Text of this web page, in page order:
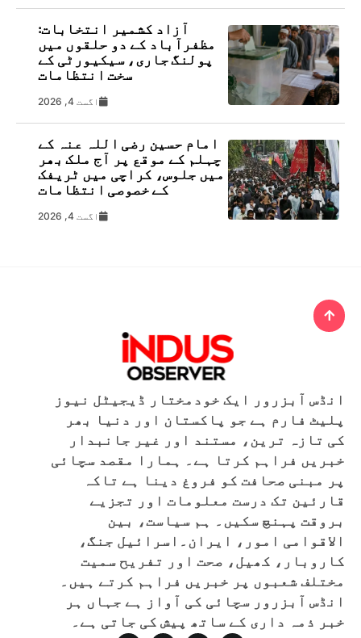
آزاد کشمیر انتخابات:
مظفرآباد کے دو حلقوں میں
پولنگ جاری، سیکیورٹی کے
سخت انتظامات
اگست 4, 2026
امام حسین رضی اللہ عنہ کے
چہلم کے موقع پر آج ملک بھر
میں جلوس، کراچی میں ٹریفک
کے خصوصی انتظامات
اگست 4, 2026
انڈس آبزرور ایک خودمختار ڈیجیٹل نیوز
پلیٹ فارم ہے جو پاکستان اور دنیا بھر
کی تازہ ترین، مستند اور غیر جانبدار
خبریں فراہم کرتا ہے۔ ہمارا مقصد سچائی
پر مبنی صحافت کو فروغ دینا ہے تاکہ
قارئین تک درست معلومات اور تجزیے
بروقت پہنچ سکیں۔ ہم سیاست، بین
الاقوامی امور، ایران۔اسرائیل جنگ،
کاروبار، کھیل، صحت اور تفریح سمیت
مختلف شعبوں پر خبریں فراہم کرتے ہیں۔
انڈس آبزرور سچائی کی آواز ہے جہاں ہر
خبر ذمہ داری کے ساتھ پیش کی جاتی ہے۔